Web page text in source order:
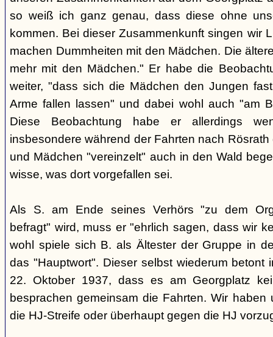
so weiß ich ganz genau, dass diese ohne
kommen. Bei dieser Zusammenkunft singen wir
machen Dummheiten mit den Mädchen. Die
mehr mit den Mädchen." Er habe die
weiter, "dass sich die Mädchen den Jungen
Arme fallen lassen" und dabei wohl auch "am
Diese Beobachtung habe er allerdings
insbesondere während der Fahrten nach
und Mädchen "vereinzelt" auch in den Wald
wisse, was dort vorgefallen sei.
Als S. am Ende seines Verhörs "zu dem
befragt" wird, muss er "ehrlich sagen, dass wir
wohl spiele sich B. als Ältester der Gruppe in
das "Hauptwort". Dieser selbst wiederum betont
22. Oktober 1937, dass es am Georgplatz
besprachen gemeinsam die Fahrten. Wir
die HJ-Streife oder überhaupt gegen die HJ